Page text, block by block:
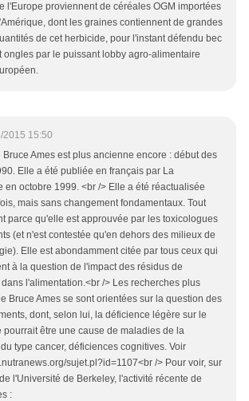
l'Europe proviennent de céréales OGM importées
dont les graines contiennent de grandes
de cet herbicide, pour l'instant défendu bec
ongles par le puissant lobby agro-alimentaire
2015 15:50
Bruce Ames est plus ancienne encore : début des
Elle a été publiée en français par La
en octobre 1999. <br /> Elle a été réactualisée
mais sans changement fondamentaux. Tout
parce qu'elle est approuvée par les toxicologues
(et n'est contestée qu'en dehors des milieux de
Elle est abondamment citée par tous ceux qui
à la question de l'impact des résidus de
l'alimentation.<br /> Les recherches plus
Bruce Ames se sont orientées sur la question des
dont, selon lui, la déficience légère sur le
pourrait être une cause de maladies de la
type cancer, déficiences cognitives. Voir
sujet.pl?id=1107<br /> Pour voir, sur
l'Université de Berkeley, l'activité récente de
: